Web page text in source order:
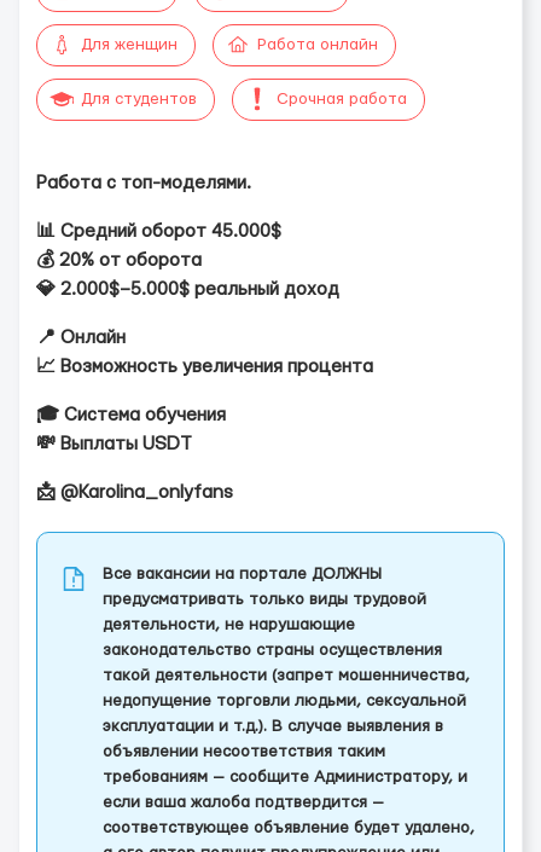
Для женщин Работа онлайн
Для студентов Срочная работа
Работа с топ-моделями.
📊 Средний оборот 45.000$
💰 20% от оборота
💎 2.000$–5.000$ реальный доход
📍 Онлайн
📈 Возможность увеличения процента
🎓 Система обучения
💸 Выплаты USDT
📩 @Karolina_onlyfans
Все вакансии на портале ДОЛЖНЫ
предусматривать только виды трудовой
деятельности, не нарушающие
законодательство страны осуществления
такой деятельности (запрет мошенничества,
недопущение торговли людьми, сексуальной
эксплуатации и т.д.). В случае выявления в
объявлении несоответствия таким
требованиям — сообщите Администратору, и
если ваша жалоба подтвердится —
соответствующее объявление будет удалено,